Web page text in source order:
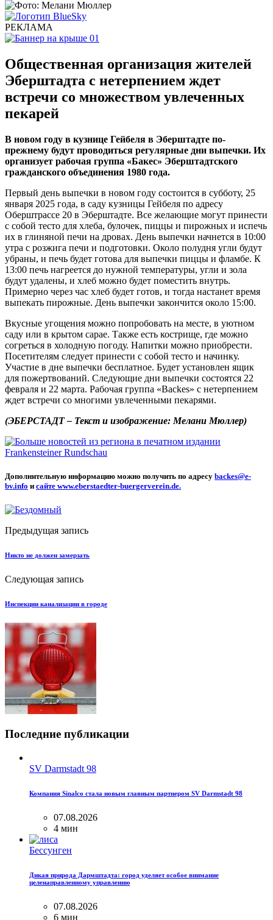
РЕКЛАМА
Общественная организация жителей
Эберштадта с нетерпением ждет
встречи со множеством увлеченных
пекарей
В новом году в кузнице Гейбеля в Эберштадте по-
прежнему будут проводиться регулярные дни выпечки. Их
организует рабочая группа «Бакес» Эберштадтского
гражданского объединения 1980 года.
Первый день выпечки в новом году состоится в субботу, 25
января 2025 года, в саду кузницы Гейбеля по адресу
Оберштрассе 20 в Эберштадте. Все желающие могут принести
с собой тесто для хлеба, булочек, пиццы и пирожных и испечь
их в глиняной печи на дровах. День выпечки начнется в 10:00
утра с розжига печи и подготовки. Около полудня угли будут
убраны, и печь будет готова для выпечки пиццы и фламбе. К
13:00 печь нагреется до нужной температуры, угли и зола
будут удалены, и хлеб можно будет поместить внутрь.
Примерно через час хлеб будет готов, и тогда настанет время
выпекать пирожные. День выпечки закончится около 15:00.
Вкусные угощения можно попробовать на месте, в уютном
саду или в крытом сарае. Также есть кострище, где можно
согреться в холодную погоду. Напитки можно приобрести.
Посетителям следует принести с собой тесто и начинку.
Участие в дне выпечки бесплатное. Будет установлен ящик
для пожертвований. Следующие дни выпечки состоятся 22
февраля и 22 марта. Рабочая группа «Backes» с нетерпением
ждет встречи со многими увлеченными пекарями.
(ЭБЕРСТАДТ – Текст и изображение: Мелани Мюллер)
Дополнительную информацию можно получить по адресу backes@e-
bv.info и сайте www.eberstaedter-buergerverein.de.
Предыдущая запись
Никто не должен замерзать
Следующая запись
Инспекции канализации в городе
Последние публикации
SV Darmstadt 98
Компания Sinalco стала новым главным партнером SV Darmstadt 98
07.08.2026
4 мин
Бессунген
Дикая природа Дармштадта: город уделяет особое внимание
целенаправленному управлению
07.08.2026
6 мин